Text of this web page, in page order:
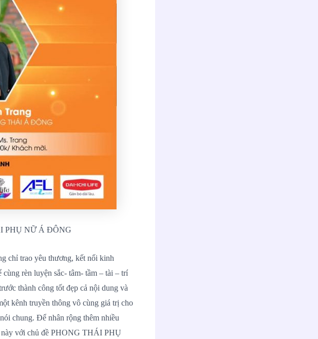
NỮ Á ĐÔNG
chỉ trao yêu thương, kết nối kinh
rèn luyện sắc- tâm- tầm – tài – trí
thành công tốt đẹp cả nội dung và
kênh truyền thông vô cùng giá trị cho
chung. Để nhân rộng thêm nhiều
với chủ đề PHONG THÁI PHỤ